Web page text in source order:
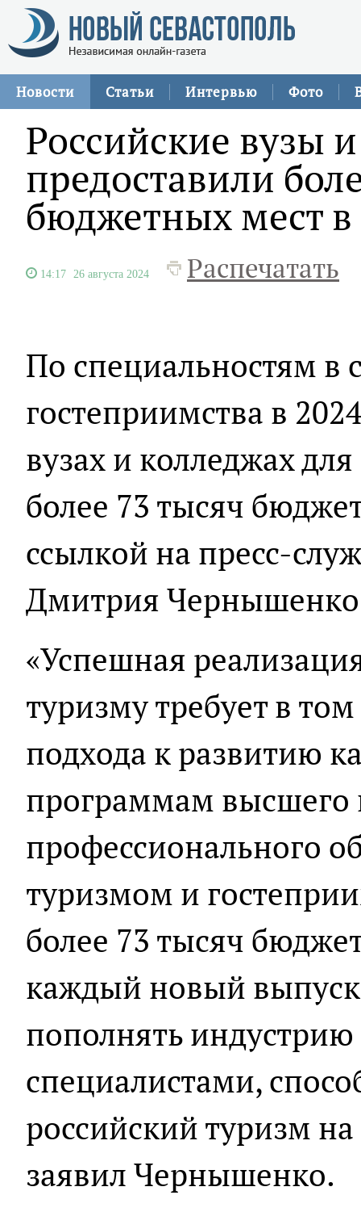
Новости Статьи Интервью Фото
Российские вузы
предоставили
бюджетных мест
14:17 26 августа 2024 Распечатать
По специальностям в
гостеприимства в
вузах и колледжах
более 73 тысяч
ссылкой на пресс-
Дмитрия
«Успешная
туризму требует в
подхода к развитию
программам высшего
профессионального
туризмом и
более 73 тысяч
каждый новый выпуск
пополнять
специалистами,
российский туризм
заявил Чернышенко.